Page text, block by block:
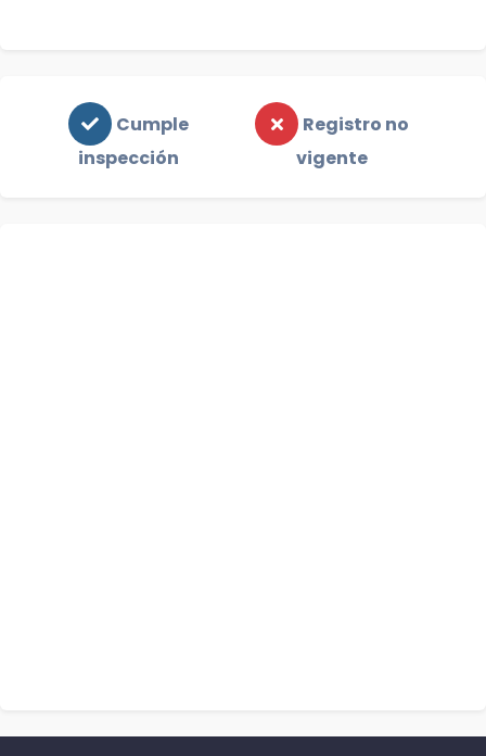
Cumple
inspección
Registro no
vigente